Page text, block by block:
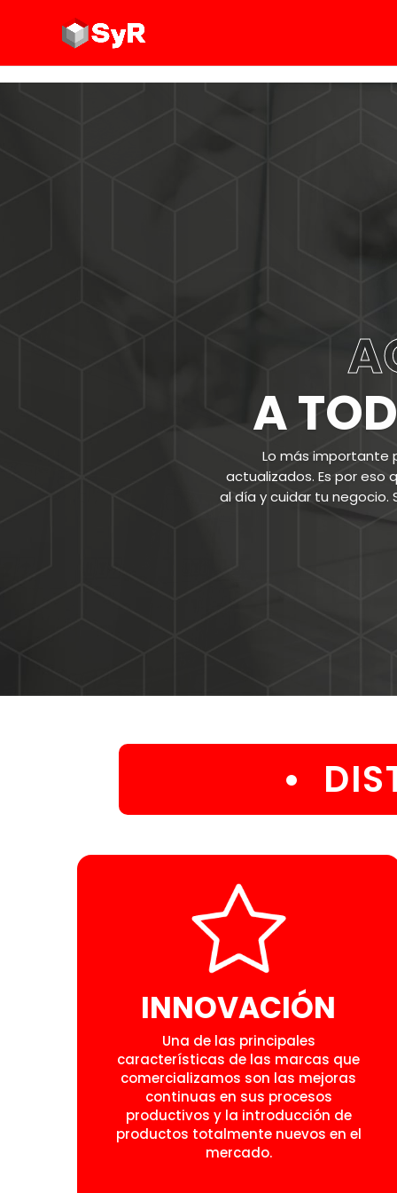
CON EL
Nuestro inicio de actividades se
enero de 2013 y, aunque aún
en el mercado, nuestro capital
numerosos años de experiencia
VER
•
INNOVACIÓN
Una de las principales
características de las marcas que
comercializamos son las mejoras
continuas en sus procesos
productivos y la introducción de
productos totalmente nuevos en el
mercado.